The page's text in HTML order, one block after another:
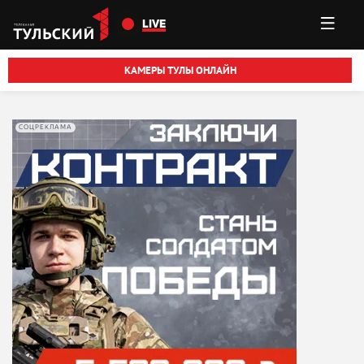
Перейти к основному содержанию
LIVE
КАМЕРЫ ТУЛЫ ОНЛАЙН
СОЦРЕКЛАМА